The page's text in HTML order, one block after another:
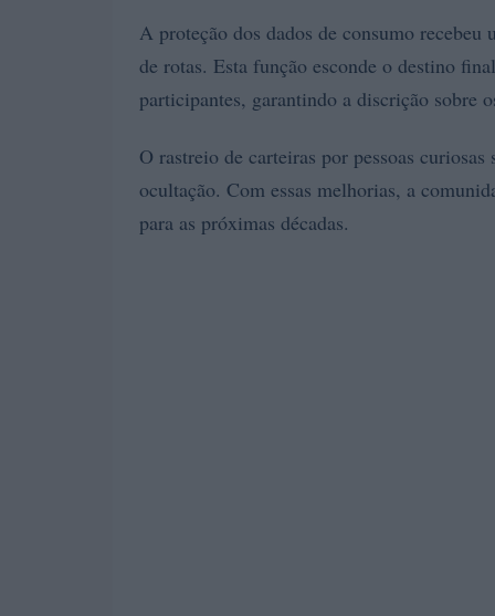
A proteção dos dados de consumo recebeu
de rotas. Esta função esconde o destino
participantes, garantindo a discrição sobre
O rastreio de carteiras por pessoas
ocultação. Com essas melhorias, a
para as próximas décadas.